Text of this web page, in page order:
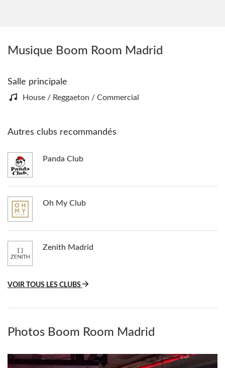
Musique Boom Room Madrid
Salle principale
House / Reggaeton / Commercial
Autres clubs recommandés
Panda Club
Oh My Club
Zenith Madrid
VOIR TOUS LES CLUBS
Photos Boom Room Madrid